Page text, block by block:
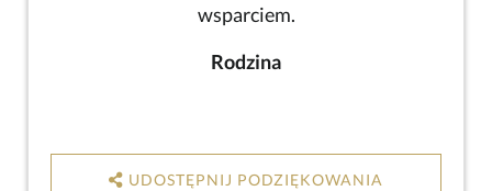
wsparciem.
Rodzina
UDOSTĘPNIJ PODZIĘKOWANIA